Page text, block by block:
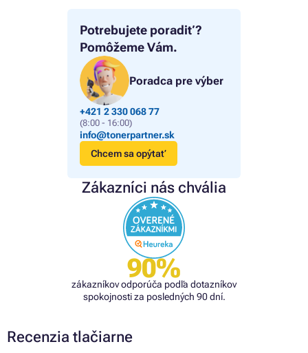
Potrebujete poradiť?
Pomôžeme Vám.
Poradca pre výber
+421 2 330 068 77
(8:00 - 16:00)
info@tonerpartner.sk
Chcem sa opýtať
Zákazníci nás chvália
90%
zákazníkov odporúča podľa dotazníkov
spokojnosti za posledných 90 dní.
Recenzia tlačiarne